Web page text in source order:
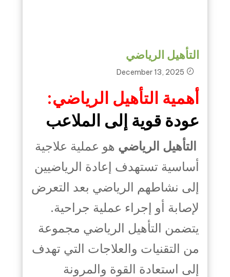
التأهيل الرياضي
December 13, 2025
أهمية التأهيل الرياضي:
عودة قوية إلى الملاعب
التأهيل الرياضي هو عملية علاجية
أساسية تستهدف إعادة الرياضيين
إلى نشاطهم الرياضي بعد التعرض
لإصابة أو إجراء عملية جراحية.
يتضمن التأهيل الرياضي مجموعة
من التقنيات والعلاجات التي تهدف
إلى استعادة القوة والمرونة